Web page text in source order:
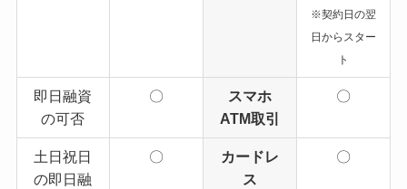
※契約日の翌
日からスター
ト
即日融資
の可否
〇
スマホ
ATM取引
〇
土日祝日
の即日融
〇
カードレ
ス
〇